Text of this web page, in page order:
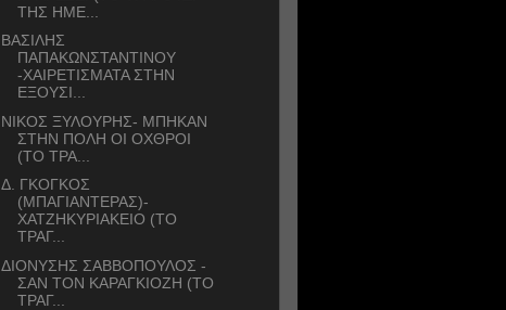
ΤΗΣ ΗΜΕ...
ΒΑΣΙΛΗΣ
ΠΑΠΑΚΩΝΣΤΑΝΤΙΝΟΥ
-ΧΑΙΡΕΤΙΣΜΑΤΑ ΣΤΗΝ
ΕΞΟΥΣΙ...
ΝΙΚΟΣ ΞΥΛΟΥΡΗΣ- ΜΠΗΚΑΝ
ΣΤΗΝ ΠΟΛΗ ΟΙ ΟΧΘΡΟΙ
(ΤΟ ΤΡΑ...
Δ. ΓΚΟΓΚΟΣ
(ΜΠΑΓΙΑNΤΕΡΑΣ)-
ΧΑΤΖΗΚΥΡΙΑΚΕΙΟ (ΤΟ
ΤΡΑΓ...
ΔΙΟΝΥΣΗΣ ΣΑΒΒΟΠΟΥΛΟΣ -
ΣΑΝ ΤΟΝ ΚΑΡΑΓΚΙΟΖΗ (ΤΟ
ΤΡΑΓ...